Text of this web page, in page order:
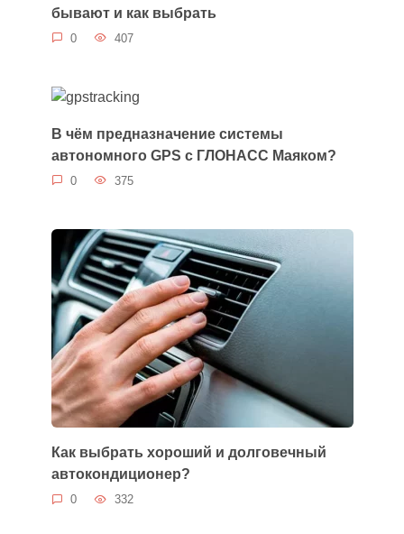
бывают и как выбрать
0 407
В чём предназначение системы
автономного GPS с ГЛОНАСС Маяком?
0 375
Как выбрать хороший и долговечный
автокондиционер?
0 332